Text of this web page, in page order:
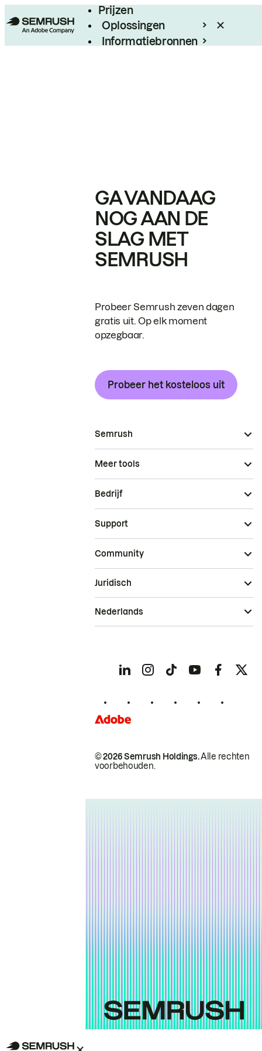
Prijzen
Oplossingen
Informatiebronnen
GA VANDAAG
NOG AAN DE
SLAG MET
SEMRUSH
Probeer Semrush zeven dagen
gratis uit. Op elk moment
opzegbaar.
Probeer het kosteloos uit
Semrush
Meer tools
Bedrijf
Support
Community
© 2026 Semrush Holdings.Alle rechten
voorbehouden.
Juridisch
Nederlands